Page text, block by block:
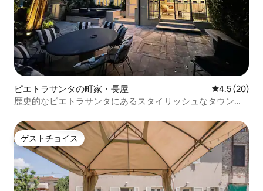
ピエトラサンタの町家・長屋 レビュー20
4.5 (20)
歴史的なピエトラサンタにあるスタイリッシュなタウンハ
ゲストチョイス
ゲストチョイス